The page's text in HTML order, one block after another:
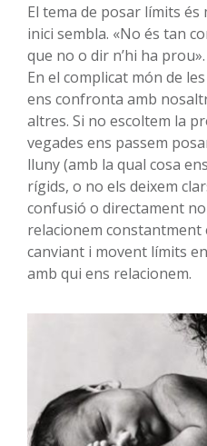
El tema de posar límits és
inici sembla. «No és tan
que no o dir n’hi ha
En el complicat món de
ens confronta amb
altres. Si no escoltem la
vegades ens passem
lluny (amb la qual cosa
rígids, o no els deixem
confusió o directament
relacionem
canviant i movent límits
amb qui ens relacionem.